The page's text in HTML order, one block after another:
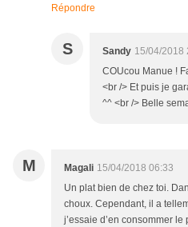
Répondre
S Sandy 15/04/2018
COUcou Manue !
<br /> Et puis je
^^ <br /> Belle
M Magali 15/04/2018 06:33
Un plat bien de chez toi.
choux. Cependant, il a
j’essaie d’en consommer